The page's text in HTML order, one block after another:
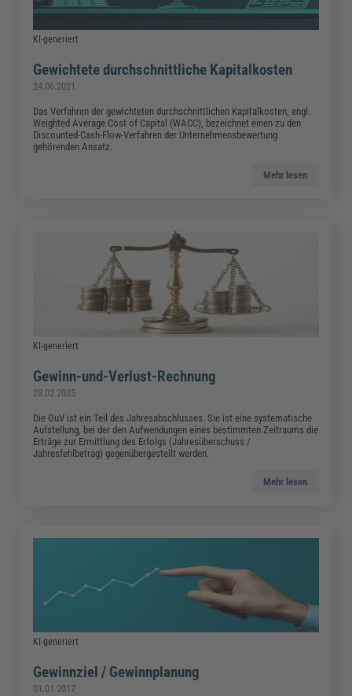
KI-generiert
Gewichtete durchschnittliche Kapitalkosten
24.06.2021
Das Verfahren der gewichteten durchschnittlichen Kapitalkosten, engl.
Weighted Average Cost of Capital (WACC), bezeichnet einen zu den
Discounted-Cash-Flow-Verfahren der Unternehmensbewertung
gehörenden Ansatz.
Mehr lesen
KI-generiert
Gewinn-und-Verlust-Rechnung
28.02.2025
Die GuV ist ein Teil des Jahresabschlusses. Sie ist eine systematische
Aufstellung, bei der den Aufwendungen eines bestimmten Zeitraums die
Erträge zur Ermittlung des Erfolgs (Jahresüberschuss /
Jahresfehlbetrag) gegenübergestellt werden.
Mehr lesen
KI-generiert
Gewinnziel / Gewinnplanung
01.01.2017